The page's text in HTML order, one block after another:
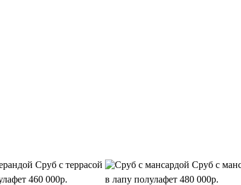
Сруб с террасой Сруб с
460 000р.
в лапу полулафет 480 000р.